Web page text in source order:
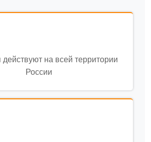
на всей территории
России